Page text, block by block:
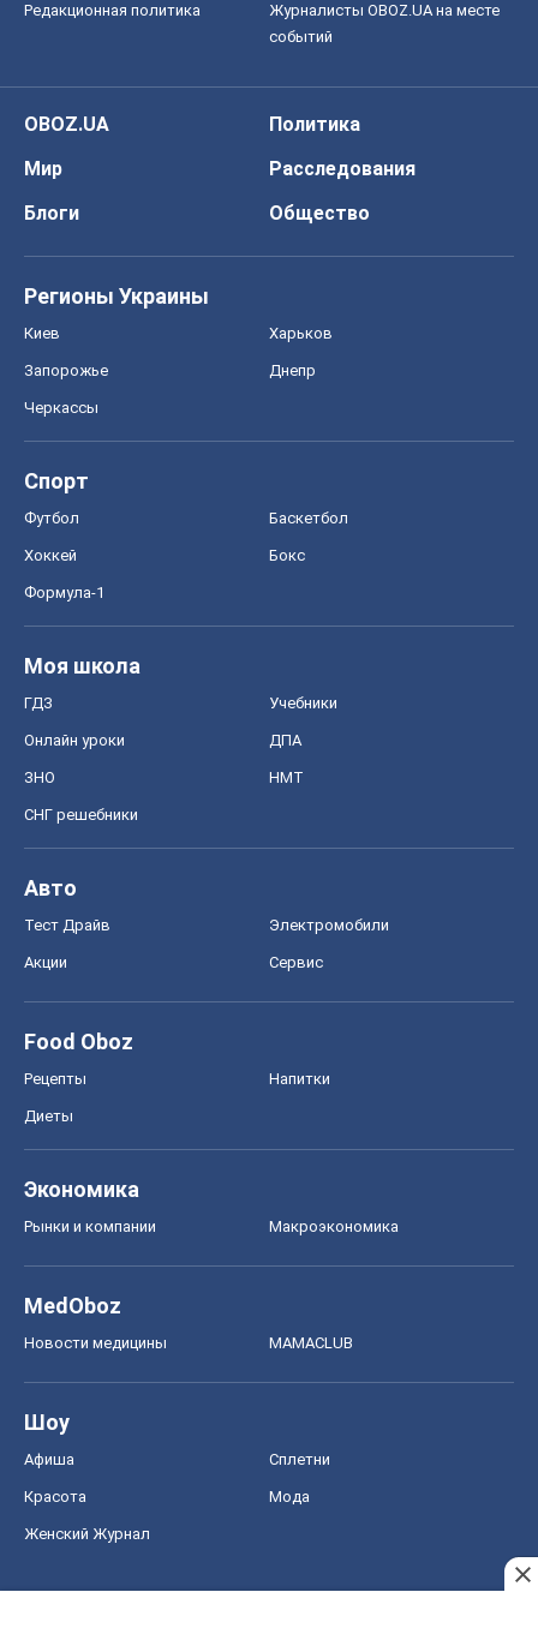
Редакционная политика
Журналисты OBOZ.UA на месте
событий
OBOZ.UA
Политика
Мир
Расследования
Блоги
Общество
Регионы Украины
Киев Харьков
Запорожье Днепр
Черкассы
Спорт
Футбол Баскетбол
Хоккей Бокс
Формула-1
Моя школа
ГДЗ Учебники
Онлайн уроки ДПА
ЗНО НМТ
СНГ решебники
Авто
Тест Драйв Электромобили
Акции Сервис
Food Oboz
Рецепты Напитки
Диеты
Экономика
Рынки и компании Mакроэкономика
MedOboz
Новости медицины MAMACLUB
Шоу
Афиша Сплетни
Красота Мода
Женский Журнал